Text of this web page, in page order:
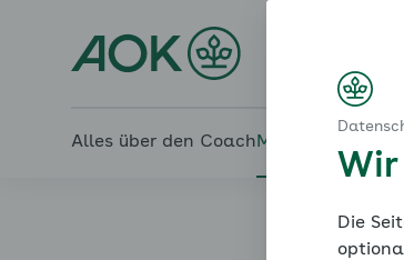
Alles über den Coach Mein Coach
Wenn der Blutdruck nicht runter geht
Wenn der Therapieerfolg ausbleibt
Aussichtslose Fälle gibt es (fast) nie!
Wir
Die